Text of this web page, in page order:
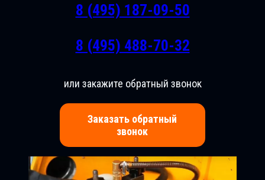
8 (495) 187-09-50
8 (495) 488-70-32
или закажите обратный звонок
Заказать обратный
звонок